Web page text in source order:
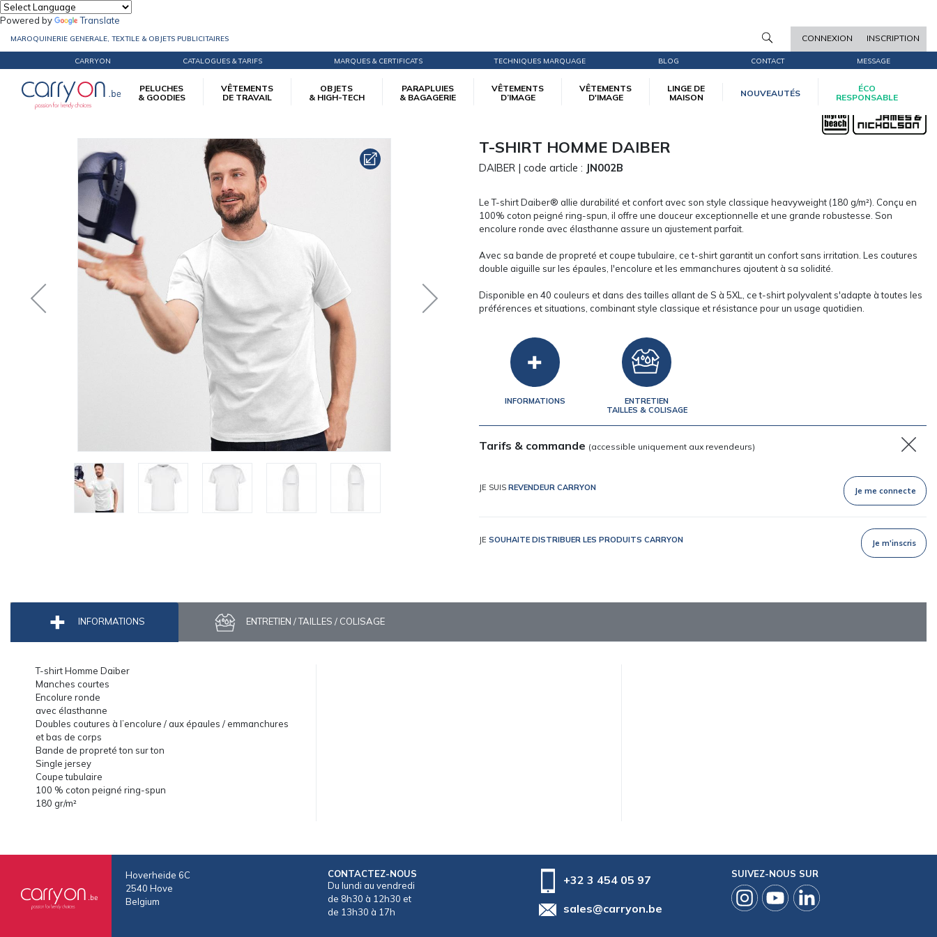
Powered by Translate
MAROQUINERIE GENERALE, TEXTILE & OBJETS PUBLICITAIRES CONNEXION INSCRIPTION
CARRYON CATALOGUES & TARIFS MARQUES & CERTIFICATS TECHNIQUES MARQUAGE BLOG CONTACT MESSAGE
PELUCHES
& GOODIES
VÊTEMENTS
DE TRAVAIL
OBJETS
& HIGH-TECH
PARAPLUIES
& BAGAGERIE
VÊTEMENTS
D’IMAGE
VÊTEMENTS
D'IMAGE
LINGE DE
MAISON
NOUVEAUTÉS
ÉCO
RESPONSABLE
Accueil Vêtements d'image
T-SHIRT HOMME DAIBER
DAIBER | code article : JN002B
Le T-shirt Daiber® allie durabilité et confort avec son style classique heavyweight (180 g/m²). Conçu en
100% coton peigné ring-spun, il offre une douceur exceptionnelle et une grande robustesse. Son
encolure ronde avec élasthanne assure un ajustement parfait.
Avec sa bande de propreté et coupe tubulaire, ce t-shirt garantit un confort sans irritation. Les coutures
double aiguille sur les épaules, l'encolure et les emmanchures ajoutent à sa solidité.
Disponible en 40 couleurs et dans des tailles allant de S à 5XL, ce t-shirt polyvalent s'adapte à toutes les
préférences et situations, combinant style classique et résistance pour un usage quotidien.
INFORMATIONS
ENTRETIEN
TAILLES & COLISAGE
Tarifs & commande (accessible uniquement aux revendeurs)
JE SUIS REVENDEUR CARRYON Je me connecte
JE SOUHAITE DISTRIBUER LES PRODUITS CARRYON Je m'inscris
INFORMATIONS ENTRETIEN / TAILLES / COLISAGE
T-shirt Homme Daiber
Manches courtes
Encolure ronde
avec élasthanne
Doubles coutures à l’encolure / aux épaules / emmanchures
et bas de corps
Bande de propreté ton sur ton
Single jersey
Coupe tubulaire
100 % coton peigné ring-spun
180 gr/m²
Hoverheide 6C
2540 Hove
Belgium
CONTACTEZ-NOUS
Du lundi au vendredi
de 8h30 à 12h30 et
de 13h30 à 17h
+32 3 454 05 97
sales@carryon.be
SUIVEZ-NOUS SUR